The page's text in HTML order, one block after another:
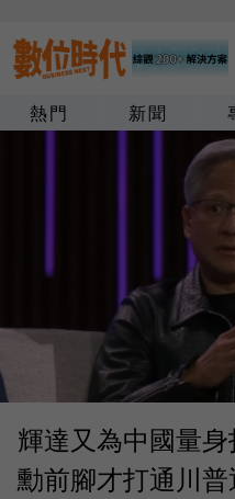
熱門 新聞
輝達又為中國量
勳前腳才打通川